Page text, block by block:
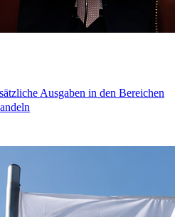
Ausgaben in den Bereichen